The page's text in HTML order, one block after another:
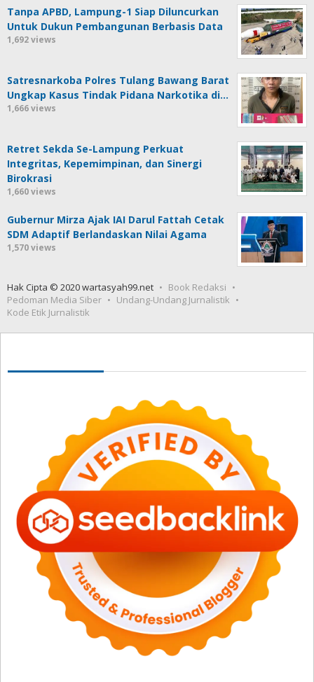
Tanpa APBD, Lampung-1 Siap Diluncurkan
Untuk Dukun Pembangunan Berbasis Data
1,692 views
Satresnarkoba Polres Tulang Bawang Barat
Ungkap Kasus Tindak Pidana Narkotika di…
1,666 views
Retret Sekda Se-Lampung Perkuat
Integritas, Kepemimpinan, dan Sinergi
Birokrasi
1,660 views
Gubernur Mirza Ajak IAI Darul Fattah Cetak
SDM Adaptif Berlandaskan Nilai Agama
1,570 views
Hak Cipta © 2020 wartasyah99.net
Book Redaksi
Pedoman Media Siber
Undang-Undang Jurnalistik
Kode Etik Jurnalistik